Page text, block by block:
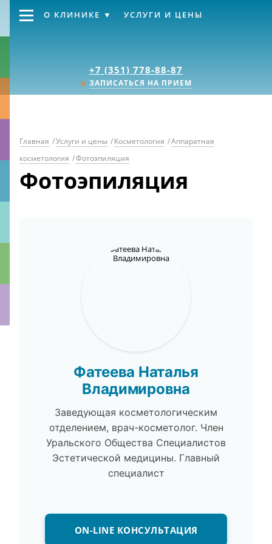
+7 (351) 778-88-87
ЗАПИСАТЬСЯ НА ПРИЕМ
О КЛИНИКЕ УСЛУГИ И ЦЕНЫ
Главная /Услуги и цены /Косметология /Аппаратная
косметология /Фотоэпиляция
Фотоэпиляция
Фатеева Наталья
Владимировна
Заведующая косметологическим
отделением, врач-косметолог. Член
Уральского Общества Специалистов
Эстетической медицины. Главный
специалист
ON-LINE КОНСУЛЬТАЦИЯ